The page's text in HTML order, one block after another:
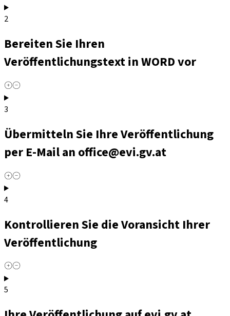
2
Bereiten Sie Ihren
Veröffentlichungstext in WORD vor
3
Übermitteln Sie Ihre Veröffentlichung
per E-Mail an office@evi.gv.at
4
Kontrollieren Sie die Voransicht Ihrer
Veröffentlichung
5